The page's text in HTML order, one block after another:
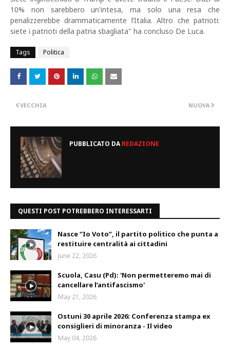
10% non sarebbero un'intesa, ma solo una resa che
penalizzerebbe drammaticamente l’Italia. Altro che patrioti:
siete i patrioti della patria sbagliata" ha concluso De Luca.
Tags Politica
NUOVA
VECCHIA
PUBBLICATO DAREDAZIONE
QUESTI POST POTREBBERO INTERESSARTI
Nasce “Io Voto”, il partito politico che punta a
restituire centralità ai cittadini
June 22, 2026
Scuola, Casu (Pd): 'Non permetteremo mai di
cancellare l’antifascismo'
May 21, 2026
Ostuni 30 aprile 2026: Conferenza stampa ex
consiglieri di minoranza - Il video
May 04, 2026